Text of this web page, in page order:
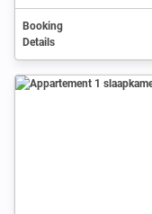
Booking
Details